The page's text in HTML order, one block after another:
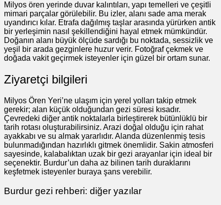
Milyos ören yerinde duvar kalıntıları, yapı temelleri ve çeşitli
mimari parçalar görülebilir. Bu izler, alanı sade ama merak
uyandırıcı kılar. Etrafa dağılmış taşlar arasında yürürken antik
bir yerleşimin nasıl şekillendiğini hayal etmek mümkündür.
Doğanın alanı büyük ölçüde sardığı bu noktada, sessizlik ve
yeşil bir arada gezginlere huzur verir. Fotoğraf çekmek ve
doğada vakit geçirmek isteyenler için güzel bir ortam sunar.
Ziyaretçi bilgileri
Milyos Ören Yeri’ne ulaşım için yerel yolları takip etmek
gerekir; alan küçük olduğundan gezi süresi kısadır.
Çevredeki diğer antik noktalarla birleştirerek bütünlüklü bir
tarih rotası oluşturabilirsiniz. Arazi doğal olduğu için rahat
ayakkabı ve su almak yararlıdır. Alanda düzenlenmiş tesis
bulunmadığından hazırlıklı gitmek önemlidir. Sakin atmosferi
sayesinde, kalabalıktan uzak bir gezi arayanlar için ideal bir
seçenektir. Burdur’un daha az bilinen tarih duraklarını
keşfetmek isteyenler buraya şans verebilir.
Burdur gezi rehberi: diğer yazılar